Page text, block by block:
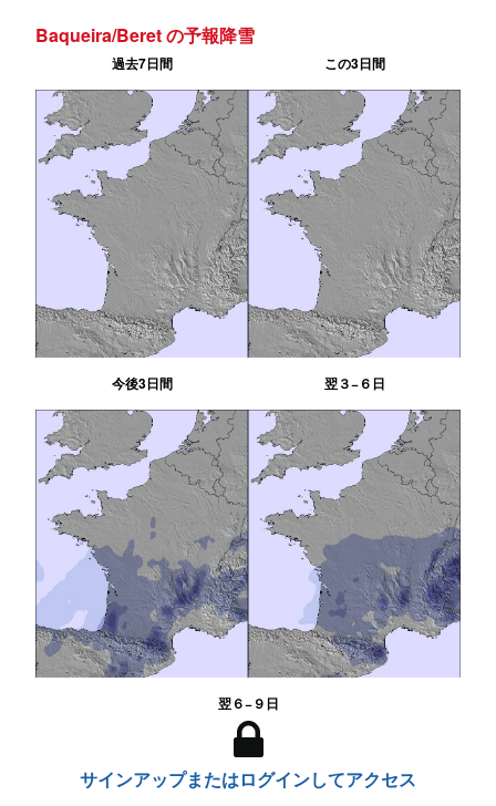
Baqueira/Beret の予報降雪
過去7日間 この3日間
今後3日間 翌３−６日
翌６−９日
サインアップまたはログインしてアクセス